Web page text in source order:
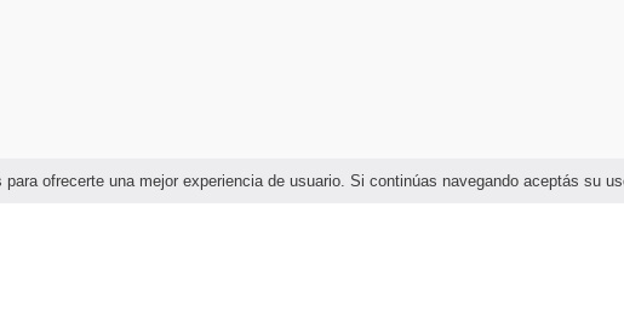
ofrecerte una mejor experiencia de usuario. Si continúas navegando aceptás su